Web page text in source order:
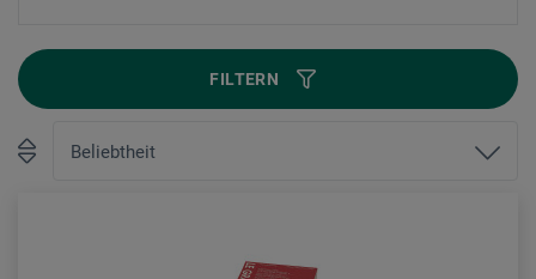
FILTERN